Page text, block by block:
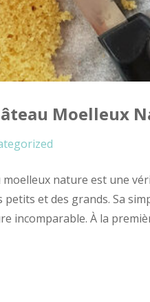
Moelleux
nature est une
et des grands. Sa
incomparable. À la